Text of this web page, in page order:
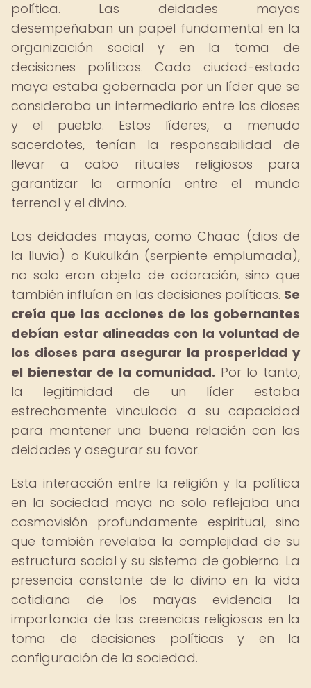
política. Las deidades mayas
desempeñaban un papel fundamental en la
organización social y en la toma de
decisiones políticas. Cada ciudad-estado
maya estaba gobernada por un líder que se
consideraba un intermediario entre los dioses
y el pueblo. Estos líderes, a menudo
sacerdotes, tenían la responsabilidad de
llevar a cabo rituales religiosos para
garantizar la armonía entre el mundo
terrenal y el divino.
Las deidades mayas, como Chaac (dios de
la lluvia) o Kukulkán (serpiente emplumada),
no solo eran objeto de adoración, sino que
también influían en las decisiones políticas. Se
creía que las acciones de los gobernantes
debían estar alineadas con la voluntad de
los dioses para asegurar la prosperidad y
el bienestar de la comunidad. Por lo tanto,
la legitimidad de un líder estaba
estrechamente vinculada a su capacidad
para mantener una buena relación con las
deidades y asegurar su favor.
Esta interacción entre la religión y la política
en la sociedad maya no solo reflejaba una
cosmovisión profundamente espiritual, sino
que también revelaba la complejidad de su
estructura social y su sistema de gobierno. La
presencia constante de lo divino en la vida
cotidiana de los mayas evidencia la
importancia de las creencias religiosas en la
toma de decisiones políticas y en la
configuración de la sociedad.